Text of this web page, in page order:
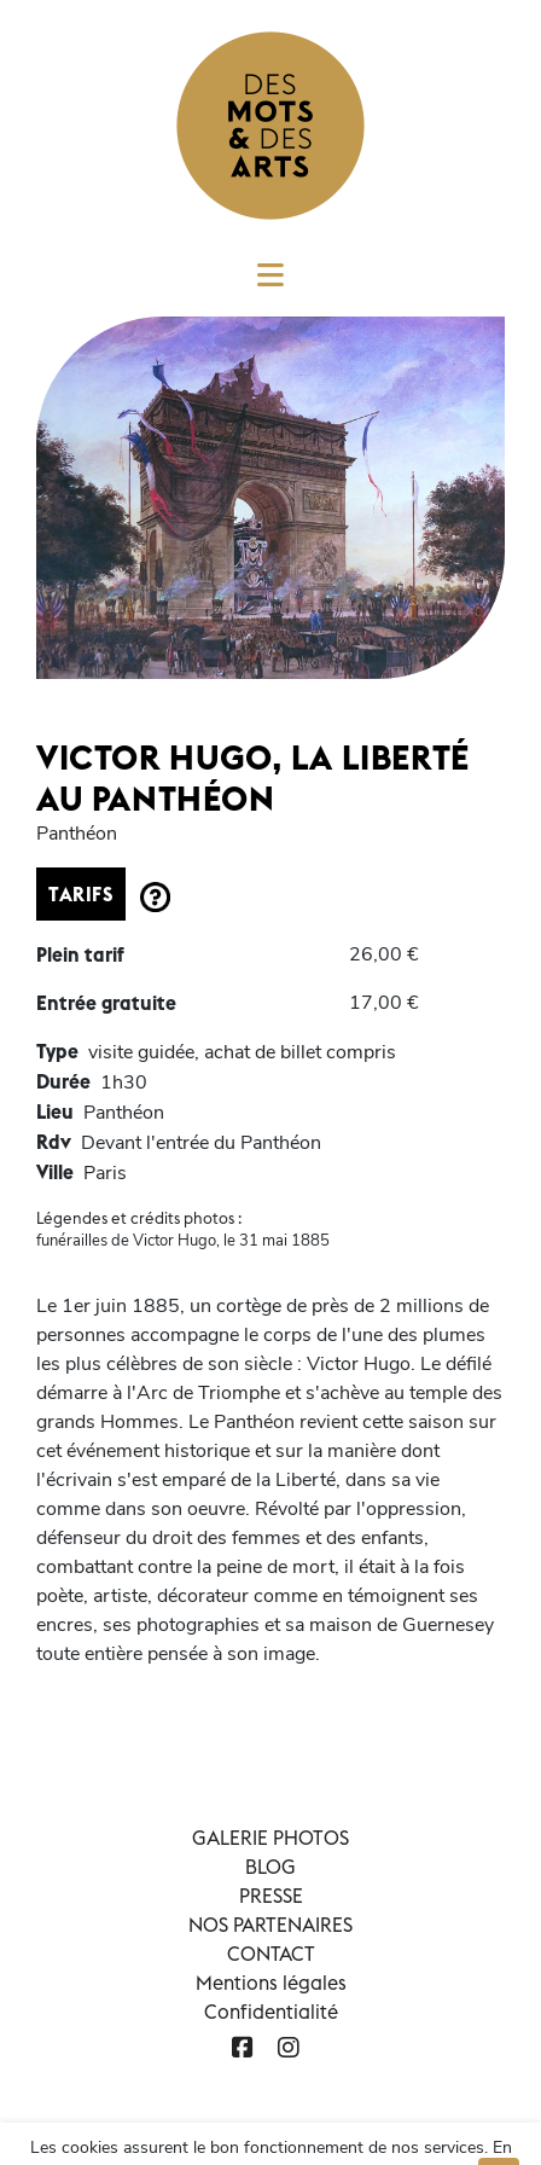
VICTOR HUGO, LA LIBERTÉ
AU PANTHÉON
Panthéon
TARIFS
Plein tarif 26,00 €
Entrée gratuite 17,00 €
Type visite guidée, achat de billet compris
Durée 1h30
Lieu Panthéon
Rdv Devant l'entrée du Panthéon
Ville Paris
Légendes et crédits photos :
funérailles de Victor Hugo, le 31 mai 1885
Le 1er juin 1885, un cortège de près de 2 millions de
personnes accompagne le corps de l'une des plumes
les plus célèbres de son siècle : Victor Hugo. Le défilé
démarre à l'Arc de Triomphe et s'achève au temple des
grands Hommes. Le Panthéon revient cette saison sur
cet événement historique et sur la manière dont
l'écrivain s'est emparé de la Liberté, dans sa vie
comme dans son oeuvre. Révolté par l'oppression,
défenseur du droit des femmes et des enfants,
combattant contre la peine de mort, il était à la fois
poète, artiste, décorateur comme en témoignent ses
encres, ses photographies et sa maison de Guernesey
toute entière pensée à son image.
GALERIE PHOTOS
BLOG
PRESSE
NOS PARTENAIRES
CONTACT
Mentions légales
Confidentialité
Les cookies assurent le bon fonctionnement de nos services. En